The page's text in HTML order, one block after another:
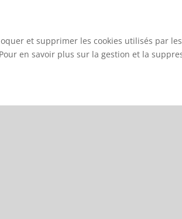
et supprimer les cookies utilisés par
en savoir plus sur la gestion et la